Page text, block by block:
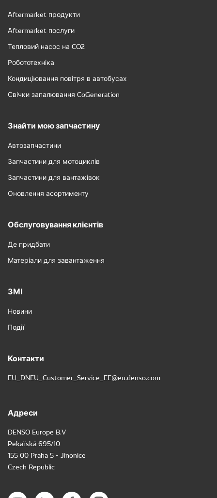
Aftermarket продукти
Aftermarket послуги
Тепловий насос на CO2
Робототехніка
Кондиціювання повітря в автобусах
Свічки запалювання CoGeneration
Знайти мою запчастину
Автозапчастини
Запчастини для мотоциклів
Запчастини для вантажівок
Оновлення асортименту
Обслуговування клієнтів
Де придбати
Матеріали для завантаження
ЗМІ
Новини
Події
Контакти
EU_DNEU_Customer_Service_EE@eu.denso.com
Адреси
DENSO Europe B.V
Pekařská 695/10
155 00 Praha 5 - Jinonice
Czech Republic